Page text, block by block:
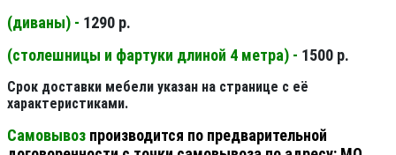
(диваны) - 1290 р.
(столешницы и фартуки длиной 4 метра) - 1500 р.
Срок доставки мебели указан на странице с её
характеристиками.
Самовывоз производится по предварительной